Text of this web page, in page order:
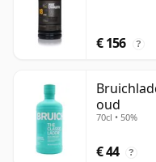
€ 156 ?
oud
70cl • 50%
€ 44 ?